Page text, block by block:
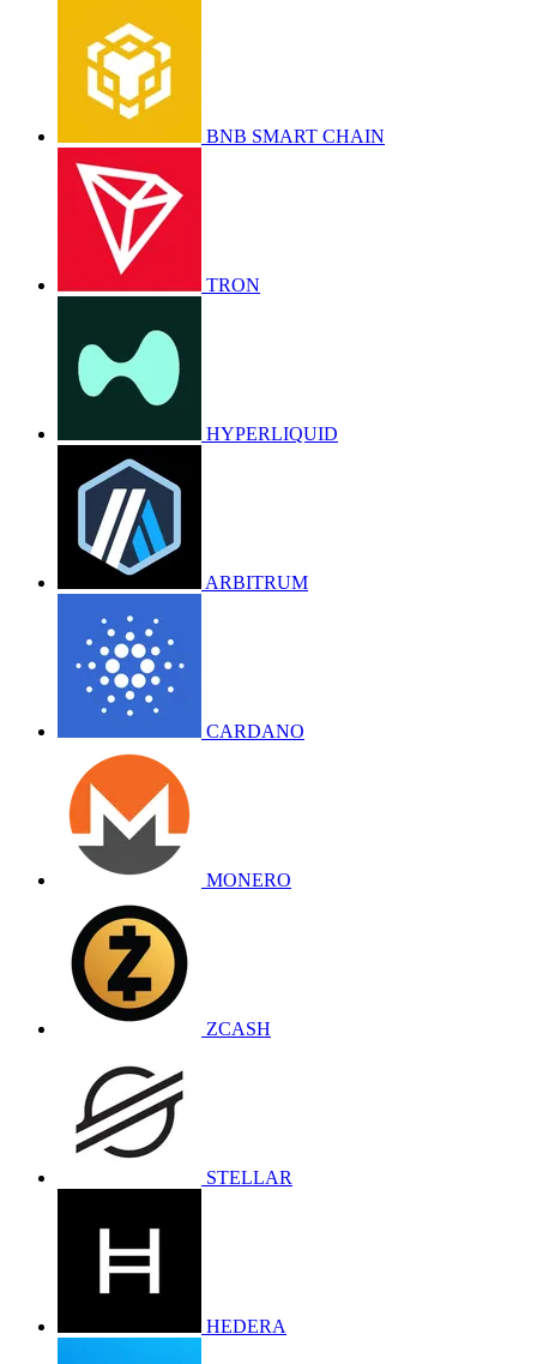
BNB SMART CHAIN
TRON
HYPERLIQUID
ARBITRUM
CARDANO
MONERO
ZCASH
STELLAR
HEDERA